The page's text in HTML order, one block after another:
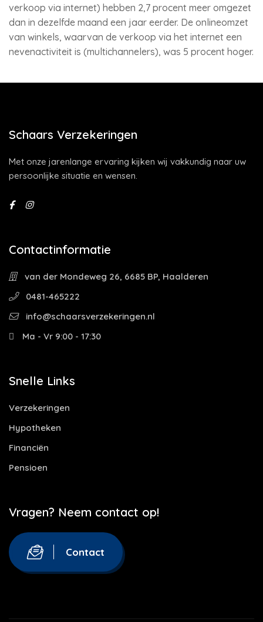
verkoop via internet) hebben 2,7 procent meer omgezet
dan in dezelfde maand een jaar eerder. De onlineomzet
van winkels, waarvan de verkoop via het internet een
nevenactiviteit is (multichannelers), was 5 procent hoger.
Schaars Verzekeringen
Met onze jarenlange ervaring kijken wij vakkundig naar uw
persoonlijke situatie en wensen.
Contactinformatie
van der Mondeweg 26, 6685 BP, Haalderen
0481-465222
info@schaarsverzekeringen.nl
Ma - Vr 9:00 - 17:30
Snelle Links
Verzekeringen
Hypotheken
Financiën
Pensioen
Vragen? Neem contact op!
Contact